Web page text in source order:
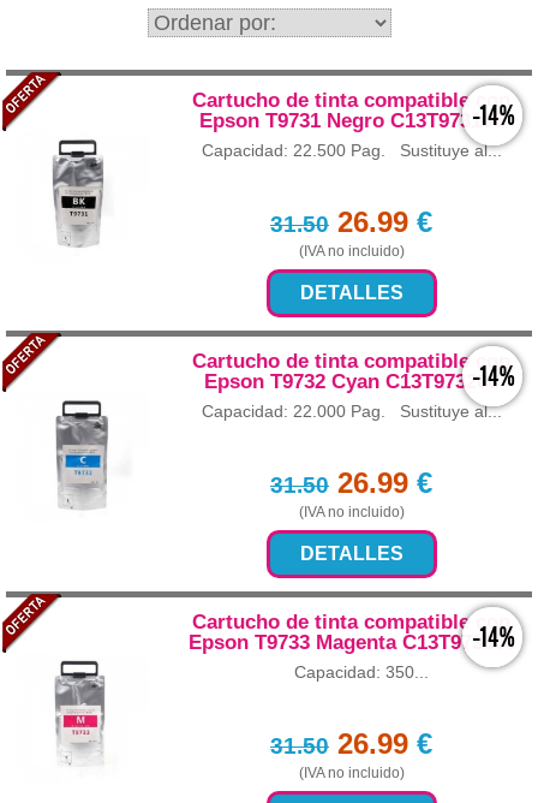
-14%
Cartucho de tinta compatible con
Epson T9731 Negro C13T973100
Capacidad: 22.500 Pag. Sustituye al...
31.50 26.99 €
(IVA no incluido)
DETALLES
-14%
Cartucho de tinta compatible con
Epson T9732 Cyan C13T973200
Capacidad: 22.000 Pag. Sustituye al...
31.50 26.99 €
(IVA no incluido)
DETALLES
-14%
Cartucho de tinta compatible con
Epson T9733 Magenta C13T973300
Capacidad: 350...
31.50 26.99 €
(IVA no incluido)